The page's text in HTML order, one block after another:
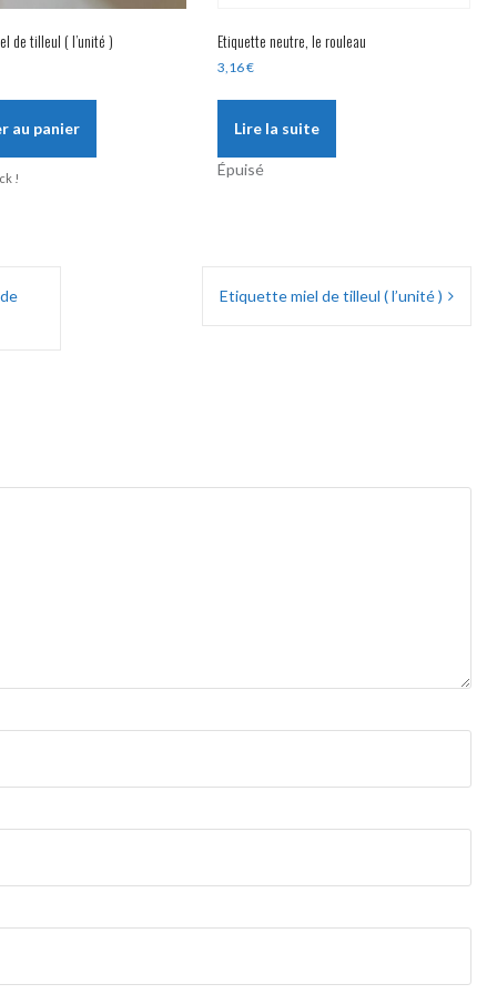
de tilleul ( l’unité )
au panier
!
Etiquette neutre, le rouleau
3,16€
Lire la suite
Épuisé
Etiquette miel de tilleul ( l’unité )